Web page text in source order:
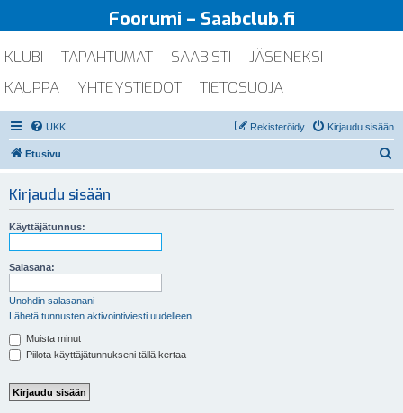
Foorumi – Saabclub.fi
KLUBI TAPAHTUMAT SAABISTI
JÄSENEKSI
KAUPPA
YHTEYSTIEDOT TIETOSUOJA
UKK Kirjaudu sisään
Rekisteröidy
Etusivu
Kirjaudu sisään
Käyttäjätunnus:
Salasana:
Unohdin salasanani
Lähetä tunnusten aktivointiviesti uudelleen
Muista minut
Piilota käyttäjätunnukseni tällä kertaa